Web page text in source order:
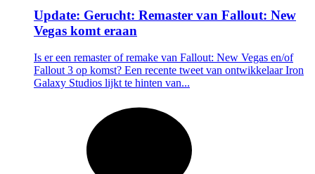
Update: Gerucht: Remaster van Fallout: New
Vegas komt eraan
Is er een remaster of remake van Fallout: New Vegas en/of
Fallout 3 op komst? Een recente tweet van ontwikkelaar Iron
Galaxy Studios lijkt te hinten van...